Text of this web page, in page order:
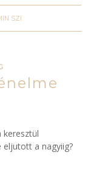
SZI
keresztül
a nagyiig?